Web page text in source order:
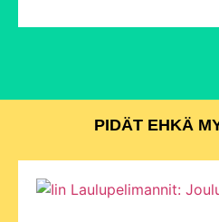
PIDÄT EHKÄ